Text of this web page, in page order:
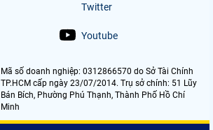
Twitter
Youtube
Mã số doanh nghiệp: 0312866570 do Sở Tài Chính
TP.HCM cấp ngày 23/07/2014. Trụ sở chính: 51 Lũy
Bán Bích, Phường Phú Thạnh, Thành Phố Hồ Chí
Minh